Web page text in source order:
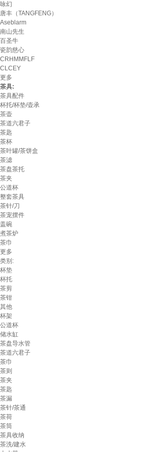
咏幻
唐丰（TANGFENG）
Aseblarm
南山先生
百圣牛
瓷韵慈心
CRHMMFLF
CLCEY
更多
茶具:
茶具配件
杯托/杯垫/壶承
茶壶
茶道六君子
茶匙
茶杯
茶叶罐/茶饼盒
茶滤
茶盘茶托
茶夹
公道杯
整套茶具
茶针/刀
茶宠摆件
盖碗
煮茶炉
茶巾
更多
类别:
杯垫
杯托
茶剪
茶钳
其他
杯架
公道杯
储水缸
茶盘导水管
茶道六君子
茶巾
茶则
茶夹
茶匙
茶漏
茶针/茶通
茶荷
茶筒
茶具收纳
茶洗/建水